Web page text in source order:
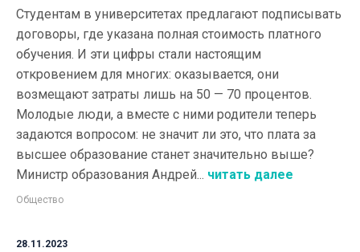
Студентам в университетах предлагают подписывать
договоры, где указана полная стоимость платного
обучения. И эти цифры стали настоящим
откровением для многих: оказывается, они
возмещают затраты лишь на 50 — 70 процентов.
Молодые люди, а вместе с ними родители теперь
задаются вопросом: не значит ли это, что плата за
высшее образование станет значительно выше?
Министр образования Андрей... читать далее
Общество
28.11.2023